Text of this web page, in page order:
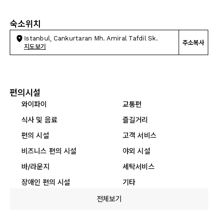
숙소위치
Istanbul, Cankurtaran Mh. Amiral Tafdil Sk.
지도보기
주소복사
편의시설
와이파이
교통편
식사 및 음료
즐길거리
편의 시설
고객 서비스
비즈니스 편의 시설
야외 시설
바/라운지
세탁서비스
장애인 편의 시설
기타
전체보기